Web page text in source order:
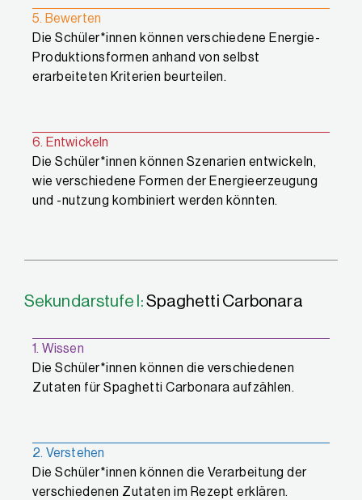
5. Bewerten
Die Schüler*innen können verschiedene Energie-
Produktionsformen anhand von selbst
erarbeiteten Kriterien beurteilen.
6. Entwickeln
Die Schüler*innen können Szenarien entwickeln,
wie verschiedene Formen der Energieerzeugung
und -nutzung kombiniert werden könnten.
Sekundarstufe I:Spaghetti Carbonara
1. Wissen
Die Schüler*innen können die verschiedenen
Zutaten für Spaghetti Carbonara aufzählen.
2. Verstehen
Die Schüler*innen können die Verarbeitung der
verschiedenen Zutaten im Rezept erklären.